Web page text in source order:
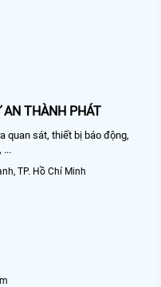
THÀNH PHÁT
quan sát, thiết bị báo động,
...
TP. Hồ Chí Minh